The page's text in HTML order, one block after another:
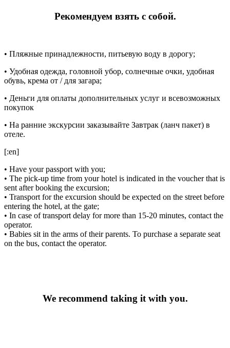
Рекомендуем взять с собой.
• Пляжные принадлежности, питьевую воду в дорогу;
• Удобная одежда, головной убор, солнечные очки, удобная
обувь, крема от / для загара;
• Деньги для оплаты дополнительных услуг и всевозможных
покупок
• На ранние экскурсии заказывайте Завтрак (ланч пакет) в
отеле.
[:en]
• Have your passport with you;
• The pick-up time from your hotel is indicated in the voucher that is
sent after booking the excursion;
• Transport for the excursion should be expected on the street before
entering the hotel, at the gate;
• In case of transport delay for more than 15-20 minutes, contact the
operator.
• Babies sit in the arms of their parents. To purchase a separate seat
on the bus, contact the operator.
We recommend taking it with you.